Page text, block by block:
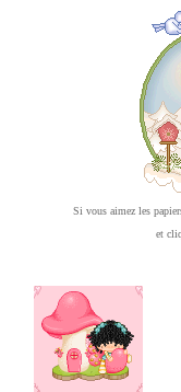
Si vous aimez les
et